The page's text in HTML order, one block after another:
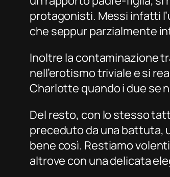
protagonisti. Messi infatti
che seppur parzialmente
Inoltre la contaminazione
nell’erotismo triviale e si
Charlotte quando i due se
Del resto, con lo stesso
preceduto da una battuta,
bene così. Restiamo
altrove con una delicata